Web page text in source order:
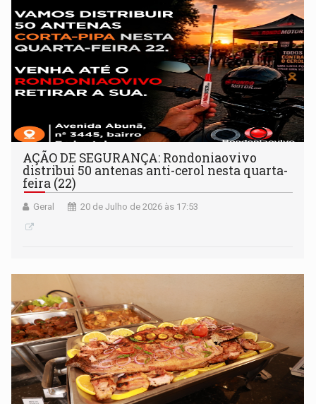
AÇÃO DE SEGURANÇA: Rondoniaovivo
distribui 50 antenas anti-cerol nesta quarta-
feira (22)
Geral 20 de Julho de 2026 às 17:53